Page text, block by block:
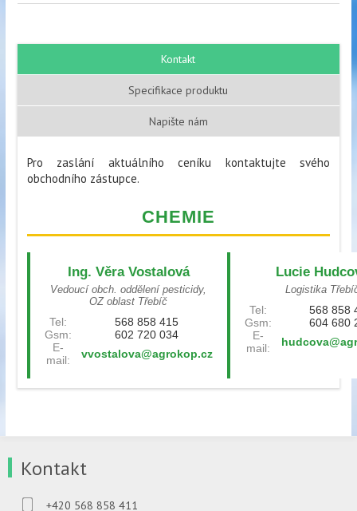
Kontakt
Specifikace produktu
Napište nám
Pro zaslání aktuálního ceníku kontaktujte svého
obchodního zástupce.
CHEMIE
Ing. Věra Vostalová
Vedoucí obch. oddělení pesticidy,
OZ oblast Třebíč
Tel:
568 858 415
Gsm:
602 720 034
E-
mail:
vvostalova@agrokop.cz
Lucie
Logistika
Tel:
568 858
Gsm:
604 680
E-
mail:
Kontakt
+420 568 858 411